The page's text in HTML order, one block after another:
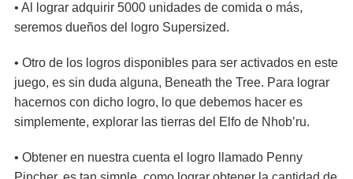
• Al lograr adquirir 5000 unidades de comida o más,
seremos dueños del logro Supersized.
• Otro de los logros disponibles para ser activados en este
juego, es sin duda alguna, Beneath the Tree. Para lograr
hacernos con dicho logro, lo que debemos hacer es
simplemente, explorar las tierras del Elfo de Nhob’ru.
• Obtener en nuestra cuenta el logro llamado Penny